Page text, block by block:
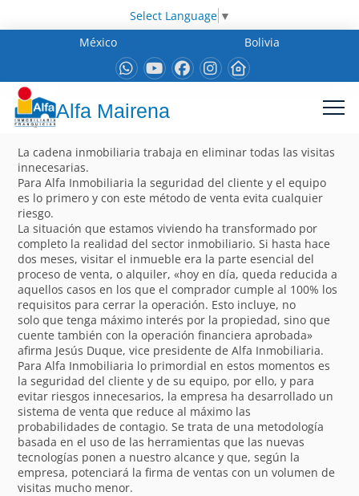
Select Language ▼
México
Bolivia
Alfa Mairena
La cadena inmobiliaria trabaja en eliminar todas las visitas
innecesarias.
Para Alfa Inmobiliaria la seguridad del cliente y el equipo
es lo primero y con este método de venta evita cualquier
riesgo.
La situación que estamos viviendo ha transformado por
completo la realidad del sector inmobiliario. Si hasta hace
dos meses, visitar el inmueble era la parte esencial del
proceso de venta, o alquiler, «hoy en día, queda reducida a
aquellos casos en los que el comprador cumple al 100% los
requisitos para cerrar la operación. Esto incluye, no
solo que tenga máximo interés por la propiedad, sino que
cuente también con la operación financiera aprobada»
afirma Jesús Duque, vice presidente de Alfa Inmobiliaria.
Para Alfa Inmobiliaria lo primordial en estos momentos es
la seguridad del cliente y de su equipo, por ello, y para
evitar riesgos innecesarios, la empresa ha desarrollado un
sistema de venta que reduce al máximo las
probabilidades de contagio. Se trata de una metodología
basada en el uso de las herramientas que las nuevas
tecnologías ponen a nuestro alcance y que, según la
empresa, potenciará la firma de ventas con un volumen de
visitas mucho menor.